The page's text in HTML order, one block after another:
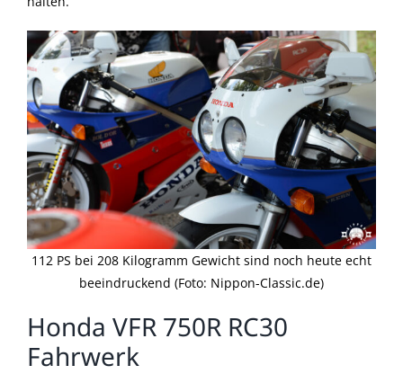
112 PS bei 208 Kilogramm Gewicht sind noch heute echt
beeindruckend (Foto: Nippon-Classic.de)
Honda VFR 750R RC30
Fahrwerk